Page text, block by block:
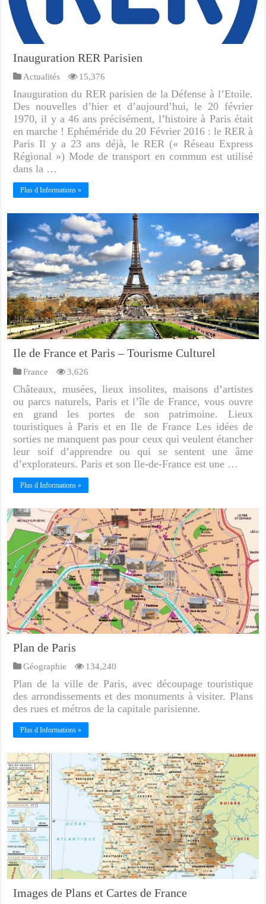
Inauguration RER Parisien
Actualités 15,376
Inauguration du RER parisien de la Défense à l’Etoile.
Des nouvelles d’hier et d’aujourd’hui, le 20 février
1970, il y a 46 ans précisément, l’histoire à Paris était
en marche ! Ephéméride du 20 Février 2016 : le RER à
Paris Il y a 23 ans déjà, le RER (« Réseau Express
Régional ») Mode de transport en commun est utilisé
dans la …
Plus d Informations »
Ile de France et Paris – Tourisme Culturel
France 3,626
Châteaux, musées, lieux insolites, maisons d’artistes
ou parcs naturels, Paris et l’île de France, vous ouvre
en grand les portes de son patrimoine. Lieux
touristiques à Paris et en Ile de France Les idées de
sorties ne manquent pas pour ceux qui veulent étancher
leur soif d’apprendre ou qui se sentent une âme
d’explorateurs. Paris et son Ile-de-France est une …
Plus d Informations »
Plan de Paris
Géographie 134,240
Plan de la ville de Paris, avec découpage touristique
des arrondissements et des monuments à visiter. Plans
des rues et métros de la capitale parisienne.
Plus d Informations »
Images de Plans et Cartes de France